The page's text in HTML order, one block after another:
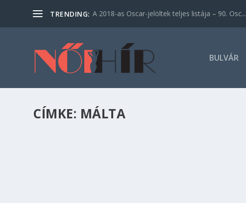
TRENDING: A 2018-as Oscar-jelöltek teljes listája – 90. Osc...
BULVÁR
CÍMKE: MÁLTA